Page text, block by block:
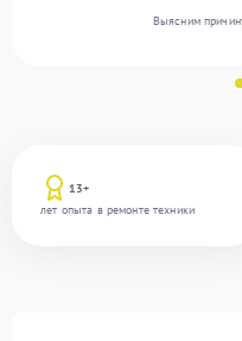
13+
лет опыта в ремонте техники
Выясним